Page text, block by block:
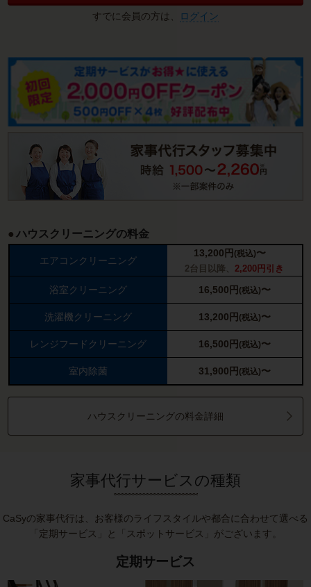
すでに会員の方は、 ログイン
ハウスクリーニングの料金
エアコンクリーニング
13,200 円 (税込)〜
2台目以降、 2,200円引き
浴室クリーニング 16,500 円 (税込)〜
洗濯機クリーニング 13,200 円 (税込)〜
レンジフードクリーニング 16,500 円 (税込)〜
室内除菌 31,900 円 (税込)〜
ハウスクリーニングの料金詳細
家事代行サービスの種類
CaSyの家事代行は、お客様のライフスタイルや都合に合わせて選べる
「定期サービス」と「スポットサービス」がございます。
定期サービス